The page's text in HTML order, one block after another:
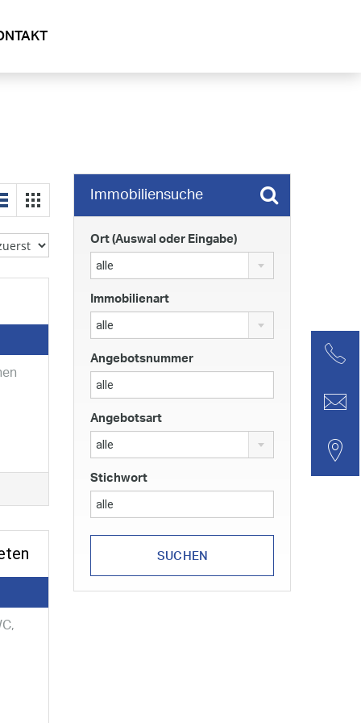
Immobiliensuche
Ort (Auswal oder Eingabe)
alle
Immobilienart
alle
Angebotsnummer
Angebotsart
alle
Stichwort